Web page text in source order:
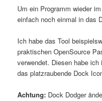
Um ein Programm wieder
einfach noch einmal in das
Ich habe das Tool
praktischen OpenSource
verwendet. Diesen habe
das platzraubende Dock
Achtung: Dock Dodger